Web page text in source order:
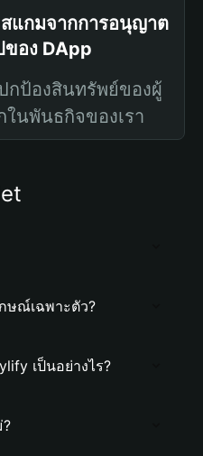
แกมจากการอนุญาต
ของ DApp
กป้องสินทรัพย์ของผู้
นพันธกิจของเรา
ษณ์เฉพาะตัว?
เป็นอย่างไร?